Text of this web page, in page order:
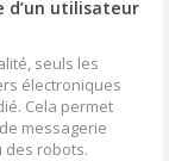
d’un utilisateur
seuls les
électroniques
Cela permet
messagerie
des robots.